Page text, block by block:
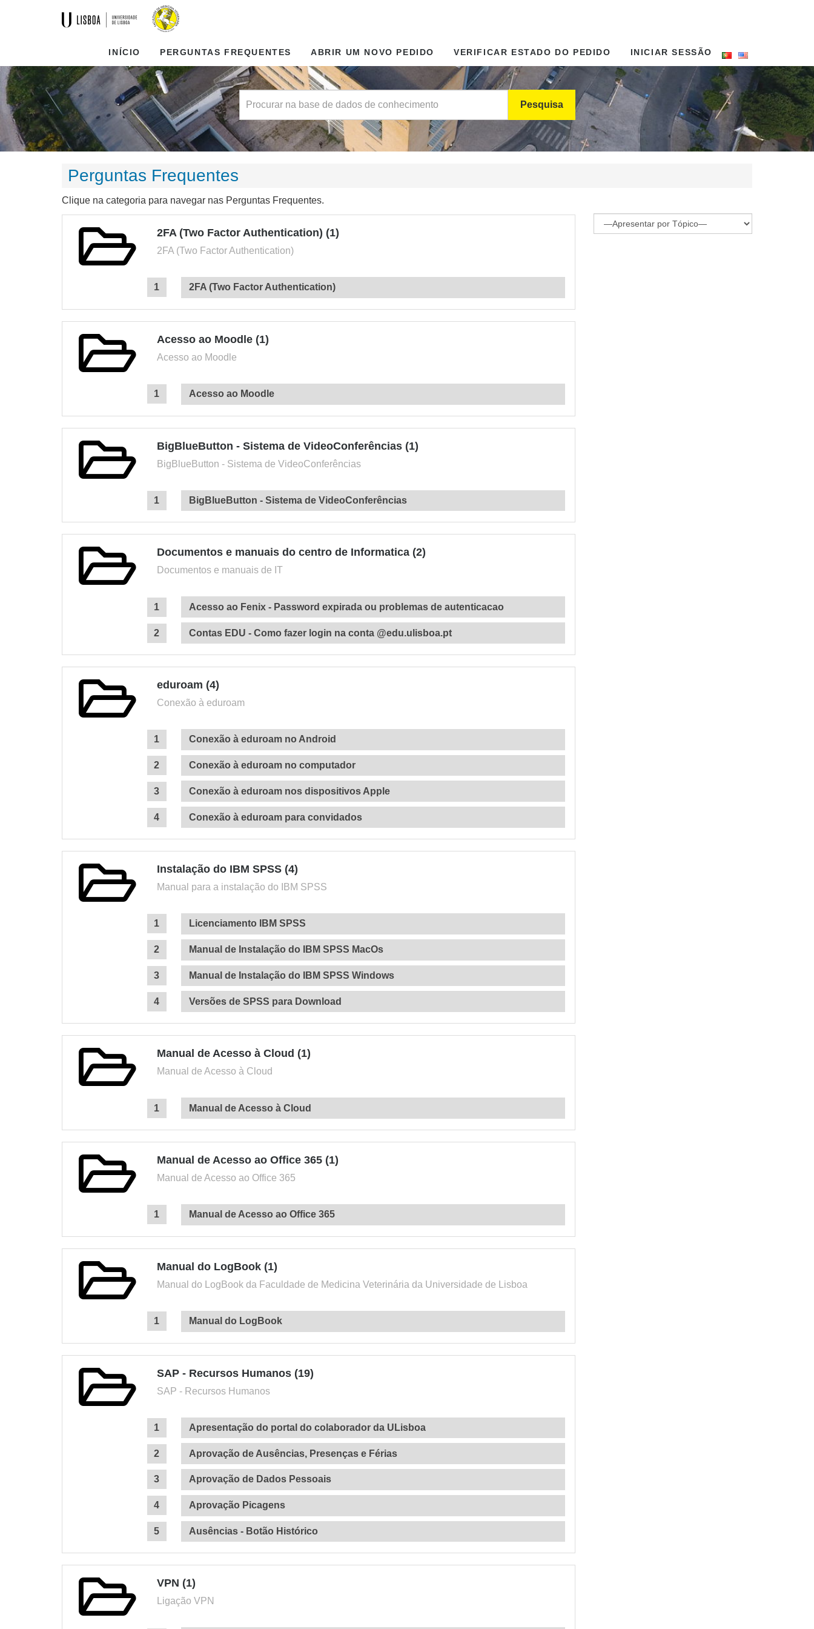
INÍCIO PERGUNTAS FREQUENTES ABRIR UM NOVO PEDIDO VERIFICAR ESTADO DO PEDIDO INICIAR SESSÃO
Pesquisa
Perguntas Frequentes
Clique na categoria para navegar nas Perguntas Frequentes.
2FA (Two Factor Authentication) (1)
2FA (Two Factor Authentication)
2FA (Two Factor Authentication)
Acesso ao Moodle (1)
Acesso ao Moodle
Acesso ao Moodle
BigBlueButton - Sistema de VideoConferências (1)
BigBlueButton - Sistema de VideoConferências
BigBlueButton - Sistema de VideoConferências
Documentos e manuais do centro de Informatica (2)
Documentos e manuais de IT
Acesso ao Fenix - Password expirada ou problemas de autenticacao
Contas EDU - Como fazer login na conta @edu.ulisboa.pt
eduroam (4)
Conexão à eduroam
Conexão à eduroam no Android
Conexão à eduroam no computador
Conexão à eduroam nos dispositivos Apple
Conexão à eduroam para convidados
Instalação do IBM SPSS (4)
Manual para a instalação do IBM SPSS
Licenciamento IBM SPSS
Manual de Instalação do IBM SPSS MacOs
Manual de Instalação do IBM SPSS Windows
Versões de SPSS para Download
Manual de Acesso à Cloud (1)
Manual de Acesso à Cloud
Manual de Acesso à Cloud
Manual de Acesso ao Office 365 (1)
Manual de Acesso ao Office 365
Manual de Acesso ao Office 365
Manual do LogBook (1)
Manual do LogBook da Faculdade de Medicina Veterinária da Universidade de Lisboa
Manual do LogBook
SAP - Recursos Humanos (19)
SAP - Recursos Humanos
Apresentação do portal do colaborador da ULisboa
Aprovação de Ausências, Presenças e Férias
Aprovação de Dados Pessoais
Aprovação Picagens
Ausências - Botão Histórico
VPN (1)
Ligação VPN